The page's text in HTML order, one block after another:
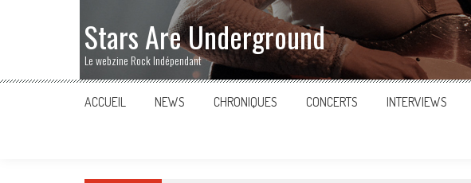
Stars Are Underground
Le webzine Rock Indépendant
ACCUEIL NEWS CHRONIQUES CONCERTS INTERVIEWS